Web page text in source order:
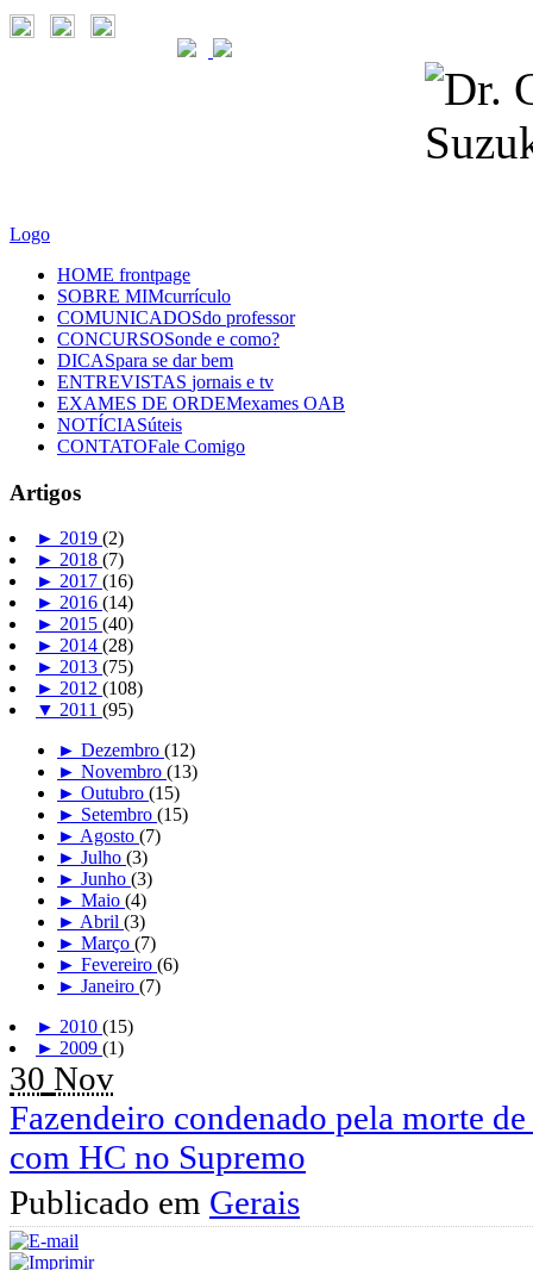
Logo
HOME frontpage
SOBRE MIMcurrículo
COMUNICADOSdo professor
CONCURSOSonde e como?
DICASpara se dar bem
ENTREVISTAS jornais e tv
EXAMES DE ORDEMexames OAB
NOTÍCIASúteis
CONTATOFale Comigo
Artigos
► 2019 (2)
► 2018 (7)
► 2017 (16)
► 2016 (14)
► 2015 (40)
► 2014 (28)
► 2013 (75)
► 2012 (108)
▼ 2011 (95)
► Dezembro (12)
► Novembro (13)
► Outubro (15)
► Setembro (15)
► Agosto (7)
► Julho (3)
► Junho (3)
► Maio (4)
► Abril (3)
► Março (7)
► Fevereiro (6)
► Janeiro (7)
► 2010 (15)
► 2009 (1)
30 Nov
Fazendeiro condenado pela morte
com HC no Supremo
Publicado em Gerais